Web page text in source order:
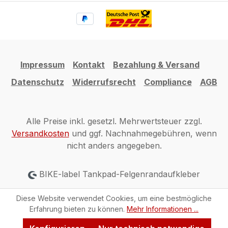
Impressum Kontakt
Bezahlung & Versand
Datenschutz
Widerrufsrecht Compliance AGB
Alle Preise inkl. gesetzl. Mehrwertsteuer zzgl.
Versandkostenund ggf. Nachnahmegebühren, wenn
nicht anders angegeben.
BIKE-label Tankpad-Felgenrandaufkleber
Diese Website verwendet Cookies, um eine bestmögliche
Erfahrung bieten zu können. Mehr Informationen ...